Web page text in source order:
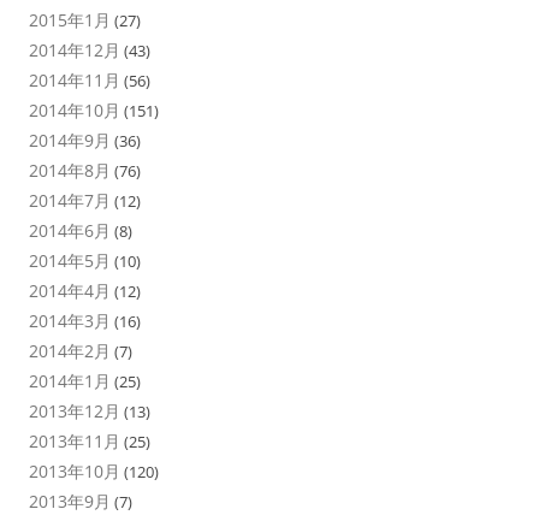
2015年1月 (27)
2014年12月 (43)
2014年11月 (56)
2014年10月 (151)
2014年9月 (36)
2014年8月 (76)
2014年7月 (12)
2014年6月 (8)
2014年5月 (10)
2014年4月 (12)
2014年3月 (16)
2014年2月 (7)
2014年1月 (25)
2013年12月 (13)
2013年11月 (25)
2013年10月 (120)
2013年9月 (7)